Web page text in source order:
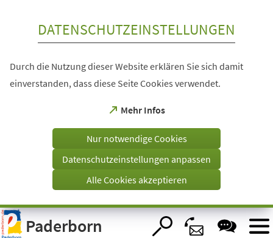
Visuelle
Assistenzsoftware
öffnen.
DATENSCHUTZEINSTELLUNGEN
Durch die Nutzung dieser Website erklären Sie sich damit
einverstanden, dass diese Seite Cookies verwendet.
Mehr Infos
(Öffnet
einem
Tab)
Nur notwendige Cookies
Datenschutzeinstellungen anpassen
Alle Cookies akzeptieren
Paderborn